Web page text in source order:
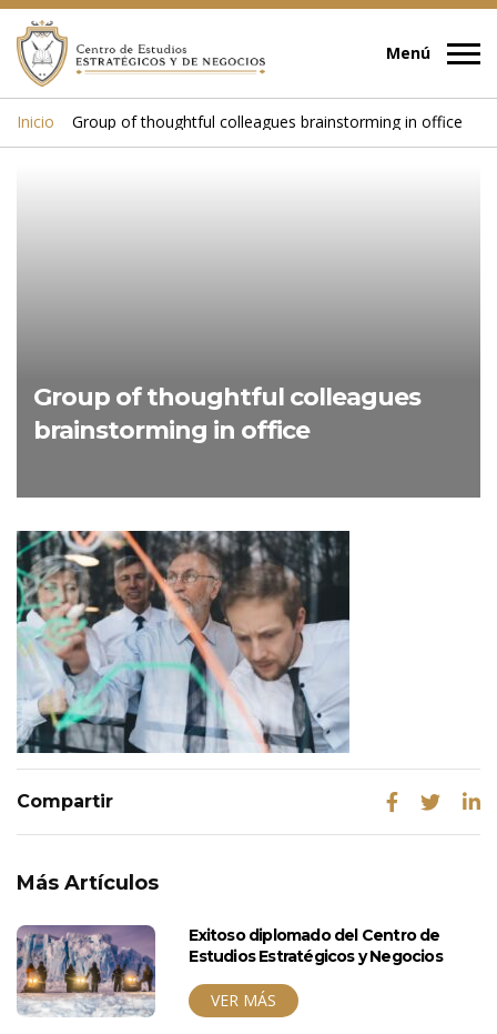
Inicio Group of thoughtful colleagues brainstorming in office
Group of thoughtful colleagues
brainstorming in office
Más Artículos
Exitoso diplomado del Centro de
Estudios Estratégicos y Negocios
VER MÁS